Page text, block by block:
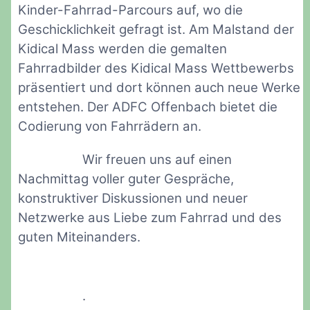
Kinder-Fahrrad-Parcours auf, wo die
Geschicklichkeit gefragt ist. Am Malstand der
Kidical Mass werden die gemalten
Fahrradbilder des Kidical Mass Wettbewerbs
präsentiert und dort können auch neue Werke
entstehen. Der ADFC Offenbach bietet die
Codierung von Fahrrädern an.
Wir freuen uns auf einen
Nachmittag voller guter Gespräche,
konstruktiver Diskussionen und neuer
Netzwerke aus Liebe zum Fahrrad und des
guten Miteinanders.
.